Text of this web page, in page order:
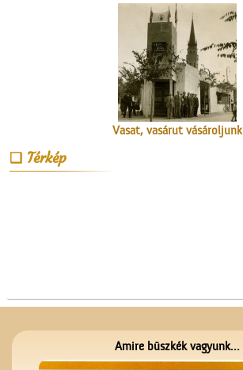
Vasat, vasárut vásároljunk
Térkép
Amire büszkék vagyunk...